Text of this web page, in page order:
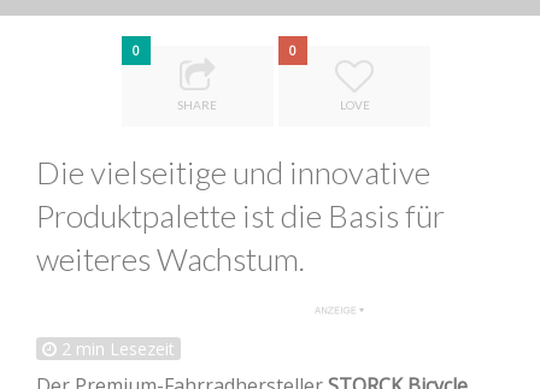
0
SHARE
0
LOVE
Die vielseitige und innovative
Produktpalette ist die Basis für
weiteres Wachstum.
2 min Lesezeit